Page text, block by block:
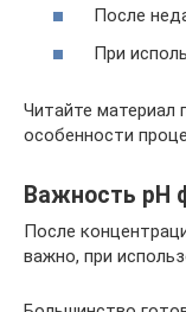
После
При
Читайте материал
особенности
Важность рН
После
важно, при